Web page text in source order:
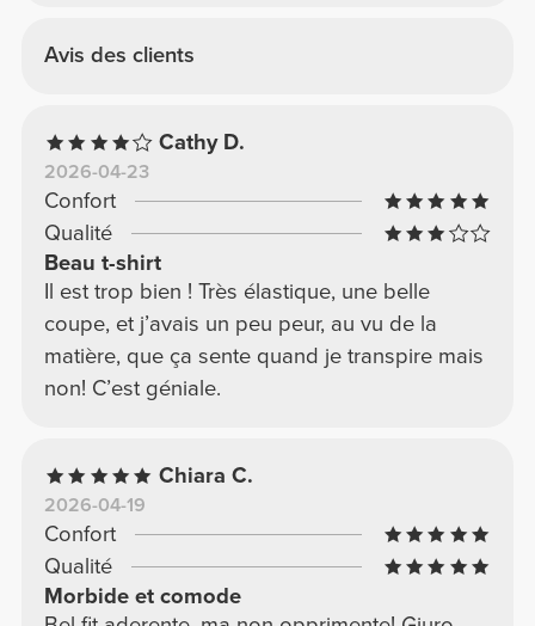
Avis des clients
Cathy D.
2026-04-23
Confort
Qualité
Beau t-shirt
Il est trop bien ! Très élastique, une belle
coupe, et j’avais un peu peur, au vu de la
matière, que ça sente quand je transpire mais
non! C’est géniale.
Chiara C.
2026-04-19
Confort
Qualité
Morbide et comode